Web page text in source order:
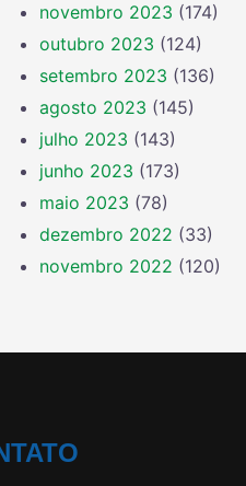
novembro 2023 (174)
outubro 2023 (124)
setembro 2023 (136)
agosto 2023 (145)
julho 2023 (143)
junho 2023 (173)
maio 2023 (78)
dezembro 2022 (33)
novembro 2022 (120)